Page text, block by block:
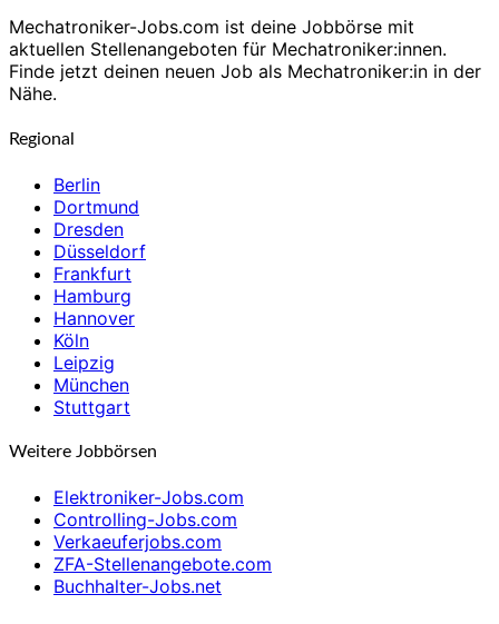
Mechatroniker-Jobs.com ist deine Jobbörse mit
aktuellen Stellenangeboten für Mechatroniker:innen.
Finde jetzt deinen neuen Job als Mechatroniker:in in der
Nähe.
Regional
Berlin
Dortmund
Dresden
Düsseldorf
Frankfurt
Hamburg
Hannover
Köln
Leipzig
München
Stuttgart
Weitere Jobbörsen
Elektroniker-Jobs.com
Controlling-Jobs.com
Verkaeuferjobs.com
ZFA-Stellenangebote.com
Buchhalter-Jobs.net